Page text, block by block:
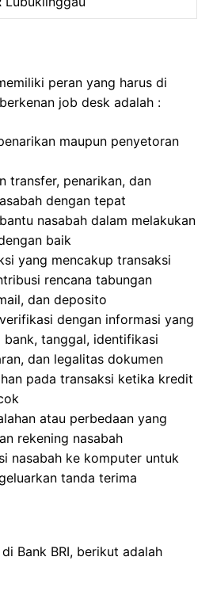
peran yang harus di
job desk adalah :
maupun penyetoran
transfer, penarikan, dan
dengan tepat
nasabah dalam melakukan
baik
yang mencakup transaksi
rencana tabungan
dan deposito
dengan informasi yang
tanggal, identifikasi
dan legalitas dokumen
pada transaksi ketika kredit
atau perbedaan yang
rekening nasabah
nasabah ke komputer untuk
tanda terima
Bank BRI, berikut adalah